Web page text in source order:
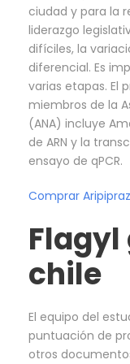
ciudad y para la
liderazgo
difíciles, la
diferencial. Es
varias etapas. El
miembros de la
(ANA) incluye
de ARN y la
ensayo de qPCR.
Comprar
Flagyl
chile
El equipo del
puntuación de
otros